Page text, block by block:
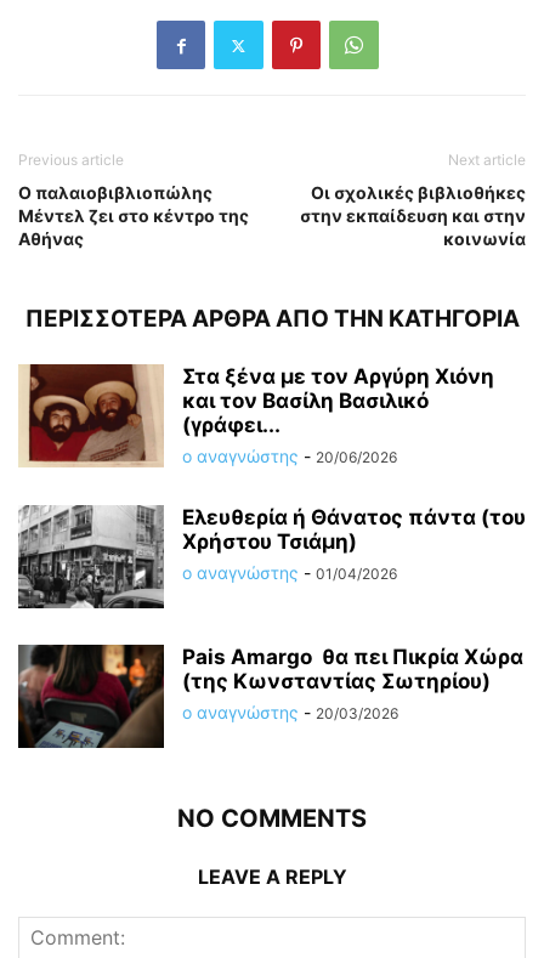
Previous article
Ο παλαιοβιβλιοπώλης
Μέντελ ζει στο κέντρο της
Αθήνας
Next article
Οι σχολικές βιβλιοθήκες
στην εκπαίδευση και στην
κοινωνία
ΠΕΡΙΣΣΟΤΕΡΑ ΑΡΘΡΑ ΑΠΟ ΤΗΝ ΚΑΤΗΓΟΡΙΑ
Στα ξένα με τον Αργύρη Χιόνη
και τον Βασίλη Βασιλικό
(γράφει...
ο αναγνώστης - 20/06/2026
Ελευθερία ή Θάνατος πάντα (του
Χρήστου Τσιάμη)
ο αναγνώστης - 01/04/2026
Pais Amargo θα πει Πικρία Χώρα
(της Κωνσταντίας Σωτηρίου)
ο αναγνώστης - 20/03/2026
NO COMMENTS
LEAVE A REPLY